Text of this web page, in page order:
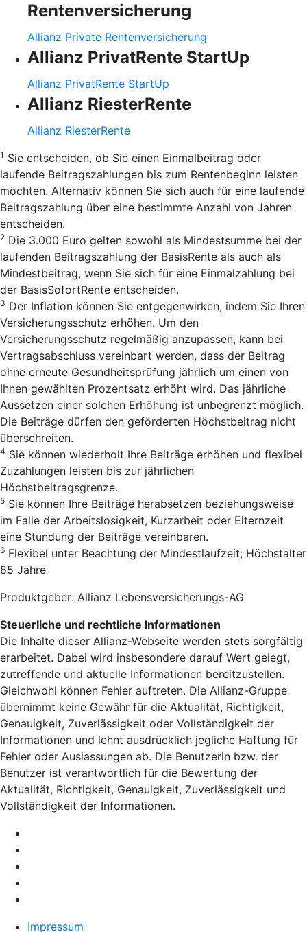
Rentenversicherung
Allianz Private Rentenversicherung
Allianz PrivatRente StartUp
Allianz PrivatRente StartUp
Allianz RiesterRente
Allianz RiesterRente
1 Sie entscheiden, ob Sie einen Einmalbeitrag oder
laufende Beitragszahlungen bis zum Rentenbeginn leisten
möchten. Alternativ können Sie sich auch für eine laufende
Beitragszahlung über eine bestimmte Anzahl von Jahren
entscheiden.
2 Die 3.000 Euro gelten sowohl als Mindestsumme bei der
laufenden Beitragszahlung der BasisRente als auch als
Mindestbeitrag, wenn Sie sich für eine Einmalzahlung bei
der BasisSofortRente entscheiden.
3 Der Inflation können Sie entgegenwirken, indem Sie Ihren
Versicherungsschutz erhöhen. Um den
Versicherungsschutz regelmäßig anzupassen, kann bei
Vertragsabschluss vereinbart werden, dass der Beitrag
ohne erneute Gesundheitsprüfung jährlich um einen von
Ihnen gewählten Prozentsatz erhöht wird. Das jährliche
Aussetzen einer solchen Erhöhung ist unbegrenzt möglich.
Die Beiträge dürfen den geförderten Höchstbeitrag nicht
überschreiten.
4 Sie können wiederholt Ihre Beiträge erhöhen und flexibel
Zuzahlungen leisten bis zur jährlichen
Höchstbeitragsgrenze.
5 Sie können Ihre Beiträge herabsetzen beziehungsweise
im Falle der Arbeitslosigkeit, Kurzarbeit oder Elternzeit
eine Stundung der Beiträge vereinbaren.
6 Flexibel unter Beachtung der Mindestlaufzeit; Höchstalter
85 Jahre
Produktgeber: Allianz Lebensversicherungs-AG
Steuerliche und rechtliche Informationen
Die Inhalte dieser Allianz-Webseite werden stets sorgfältig
erarbeitet. Dabei wird insbesondere darauf Wert gelegt,
zutreffende und aktuelle Informationen bereitzustellen.
Gleichwohl können Fehler auftreten. Die Allianz-Gruppe
übernimmt keine Gewähr für die Aktualität, Richtigkeit,
Genauigkeit, Zuverlässigkeit oder Vollständigkeit der
Informationen und lehnt ausdrücklich jegliche Haftung für
Fehler oder Auslassungen ab. Die Benutzerin bzw. der
Benutzer ist verantwortlich für die Bewertung der
Aktualität, Richtigkeit, Genauigkeit, Zuverlässigkeit und
Vollständigkeit der Informationen.
Impressum